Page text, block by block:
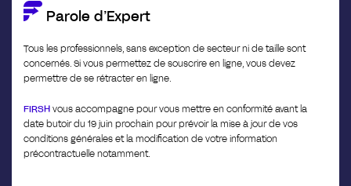
Parole d’Expert
Tous les professionnels, sans exception de secteur ni de taille sont
concernés. Si vous permettez de souscrire en ligne, vous devez
permettre de se rétracter en ligne.
FIRSH vous accompagne pour vous mettre en conformité avant la
date butoir du 19 juin prochain pour prévoir la mise à jour de vos
conditions générales et la modification de votre information
précontractuelle notamment.